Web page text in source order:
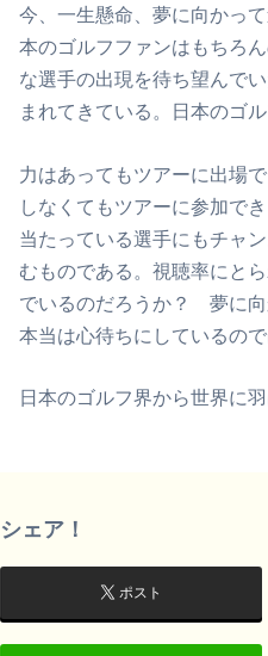
今、一生懸命、夢に向かっ
本のゴルフファンはもちろ
な選手の出現を待ち望んで
まれてきている。日本のゴ
力はあってもツアーに出場
しなくてもツアーに参加で
当たっている選手にもチャ
むものである。視聴率にと
でいるのだろうか？ 夢に向
本当は心待ちにしているの
日本のゴルフ界から世界に
シェア！
ポスト